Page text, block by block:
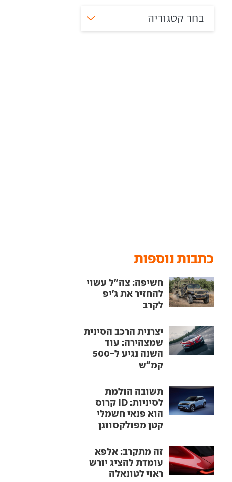
בחר קטגוריה
כתבות נוספות
חשיפה: צה"ל עשוי
להחזיר את ג'יפ
לקרב
יצרנית הרכב הסינית
שמצהירה: עוד
השנה נגיע ל-500
קמ"ש
תשובה הולמת
לסיניות: ID קרוס
הוא פנאי חשמלי
קטן מפולקסווגן
זה מתקרב: אלפא
עומדת להציג יורש
ראוי לטונאלה